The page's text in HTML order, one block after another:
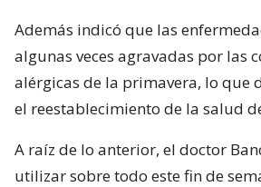
Además indicó que las
algunas veces agravadas por las
alérgicas de la primavera, lo que
el reestablecimiento de la salud
A raíz de lo anterior, el doctor
utilizar sobre todo este fin de